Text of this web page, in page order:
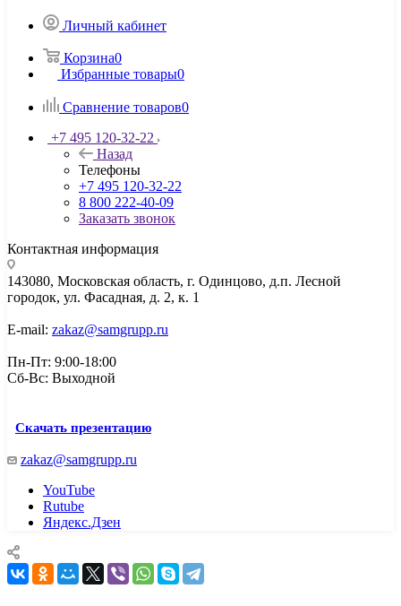
Личный кабинет
Корзина0
Избранные товары0
Сравнение товаров0
+7 495 120-32-22
Назад
Телефоны
+7 495 120-32-22
8 800 222-40-09
Заказать звонок
Контактная информация
143080, Mосковская область, г. Одинцово, д.п. Лесной
городок, ул. Фасадная, д. 2, к. 1
E-mail: zakaz@samgrupp.ru
Пн-Пт: 9:00-18:00
Сб-Вс: Выходной
Скачать презентацию
zakaz@samgrupp.ru
YouTube
Rutube
Яндекс.Дзен